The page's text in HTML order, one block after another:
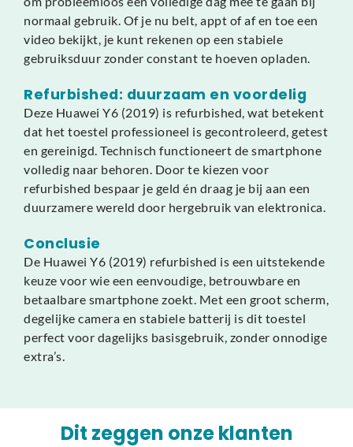
normaal gebruik. Of je nu belt, appt of af en toe een
video bekijkt, je kunt rekenen op een stabiele
gebruiksduur zonder constant te hoeven opladen.
Refurbished: duurzaam en voordelig
Deze Huawei Y6 (2019) is refurbished, wat betekent
dat het toestel professioneel is gecontroleerd, getest
en gereinigd. Technisch functioneert de smartphone
volledig naar behoren. Door te kiezen voor
refurbished bespaar je geld én draag je bij aan een
duurzamere wereld door hergebruik van elektronica.
Conclusie
De Huawei Y6 (2019) refurbished is een uitstekende
keuze voor wie een eenvoudige, betrouwbare en
betaalbare smartphone zoekt. Met een groot scherm,
degelijke camera en stabiele batterij is dit toestel
perfect voor dagelijks basisgebruik, zonder onnodige
extra’s.
Dit zeggen onze klanten